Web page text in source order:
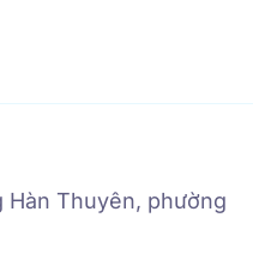
Thuyên, phường